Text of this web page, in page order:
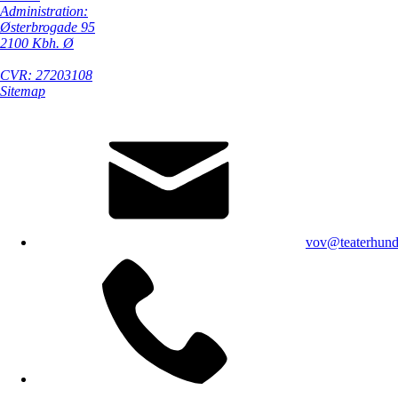
Administration:
Østerbrogade 95
2100 Kbh. Ø
CVR: 27203108
Sitemap